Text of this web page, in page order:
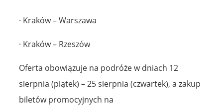
· Kraków – Warszawa
· Kraków – Rzeszów
Oferta obowiązuje na podróże w dniach 12
sierpnia (piątek) – 25 sierpnia (czwartek), a zakup
biletów promocyjnych na